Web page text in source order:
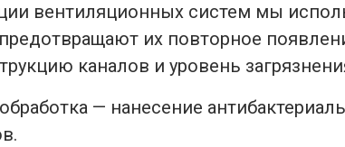
вентиляционных систем мы
предотвращают их повторное
каналов и уровень
— нанесение